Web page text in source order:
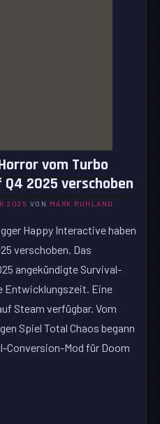
vom Turbo
2025 verschoben
2025 VON MARK RUHLAND
Happy Interactive haben
verschoben. Das
angekündigte Survival-
Entwicklungszeit. Eine
Steam verfügbar. Vom
Spiel Total Chaos begann
Conversion-Mod für Doom